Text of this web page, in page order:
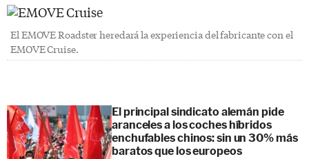
El EMOVE Roadster heredará la experiencia del fabricante con el
EMOVE Cruise.
El principal sindicato alemán pide
aranceles a los coches híbridos
enchufables chinos: sin un 30% más
baratos que los europeos